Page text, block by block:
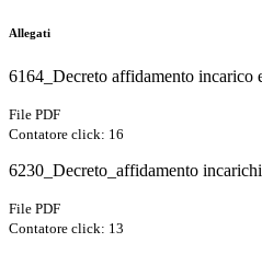
Allegati
6164_Decreto affidamento incarico
File PDF
Contatore click: 16
6230_Decreto_affidamento
File PDF
Contatore click: 13